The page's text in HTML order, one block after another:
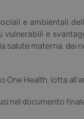
e ambientali
e
salute materna,
One Health, lotta
nel documento